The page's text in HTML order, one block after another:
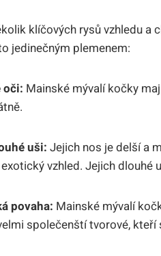
klíčových rysů vzhledu
jedinečným plemenem:
oči: Mainské mývalí kočky
uši: Jejich nos je delší a
vzhled. Jejich
povaha: Mainské mývalí
společenští tvorové,